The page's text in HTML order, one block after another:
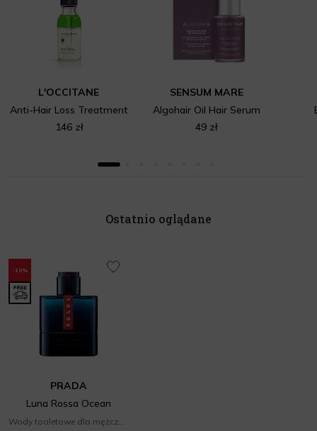
L'OCCITANE
Anti-Hair Loss Treatment
146 zł
SENSUM MARE
Algohair Oil Hair Serum
49 zł
Ostatnio oglądane
-10%
PRADA
Luna Rossa Ocean